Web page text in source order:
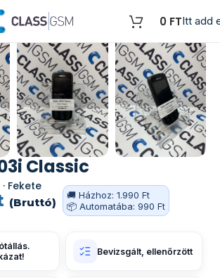
0 FTItt add
nagyításhoz
Classic
Fekete
(Bruttó)
🚚 Házhoz: 1.990 Ft
📦 Automatába: 990 Ft
Bevizsgált, ellenőrzött